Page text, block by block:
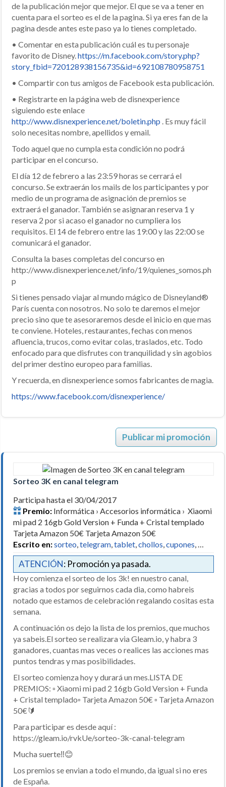
de la publicación mejor que mejor. El que se va a tener en
cuenta para el sorteo es el de la pagina. Si ya eres fan de la
pagina desde antes este paso ya lo tienes completado.
• Comentar en esta publicación cuál es tu personaje
favorito de Disney.https://m.facebook.com/story.php?
story_fbid=720128938156735&id=692108780958751
• Compartir con tus amigos de Facebook esta publicación.
• Registrarte en la página web de disnexperience
siguiendo este enlace
http://www.disnexperience.net/boletin.php . Es muy fácil
solo necesitas nombre, apellidos y email.
Todo aquel que no cumpla esta condición no podrá
participar en el concurso.
El día 12 de febrero a las 23:59 horas se cerrará el
concurso. Se extraerán los mails de los participantes y por
medio de un programa de asignación de premios se
extraerá el ganador. También se asignaran reserva 1 y
reserva 2 por si acaso el ganador no cumpliera los
requisitos. El 14 de febrero entre las 19:00 y las 22:00 se
comunicará el ganador.
Consulta la bases completas del concurso en
http://www.disnexperience.net/info/19/quienes_somos.ph
p
Si tienes pensado viajar al mundo mágico de Disneyland®
París cuenta con nosotros. No solo te daremos el mejor
precio sino que te asesoraremos desde el inicio en que mas
te conviene. Hoteles, restaurantes, fechas con menos
afluencia, trucos, como evitar colas, traslados, etc. Todo
enfocado para que disfrutes con tranquilidad y sin agobios
del primer destino europeo para familias.
Y recuerda, en disnexperience somos fabricantes de magia.
https://www.facebook.com/disnexperience/
Publicar mi promoción
Sorteo 3K en canal telegram
Participa hasta el 30/04/2017
Premio: Informática › Accesorios informática › Xiaomi
mi pad 2 16gb Gold Version + Funda + Cristal templado
Tarjeta Amazon 50€ Tarjeta Amazon 50€
Escrito en:sorteo,telegram,tablet,chollos,cupones, …
ATENCIÓN: Promoción ya pasada.
Hoy comienza el sorteo de los 3k! en nuestro canal,
gracias a todos por seguirnos cada dia, como habreis
notado que estamos de celebración regalando cositas esta
semana.
A continuación os dejo la lista de los premios, que muchos
ya sabeis.El sorteo se realizara via Gleam.io, y habra 3
ganadores, cuantas mas veces o realices las acciones mas
puntos tendras y mas posibilidades.
El sorteo comienza hoy y durará un mes.LISTA DE
PREMIOS: ▫️ Xiaomi mi pad 2 16gb Gold Version + Funda
+ Cristal templado▫️ Tarjeta Amazon 50€ ▫️ Tarjeta Amazon
50€🔰
Para participar es desde aquí :
https://gleam.io/rvkUe/sorteo-3k-canal-telegram
Mucha suerte‼️😊
Los premios se envian a todo el mundo, da igual si no eres
de España.